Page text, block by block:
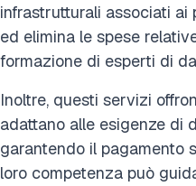
infrastrutturali associati
ed elimina le spese
formazione di esperti di
Inoltre, questi servizi
adattano alle esigenze di
garantendo il pagamento
loro competenza può